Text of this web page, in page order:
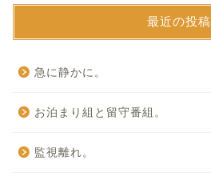
最近の投稿
急に静かに。
お泊まり組と留守番組。
監視離れ。